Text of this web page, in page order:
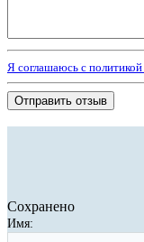
Я соглашаюсь с
Отправить отзыв
Сохранено
Имя: